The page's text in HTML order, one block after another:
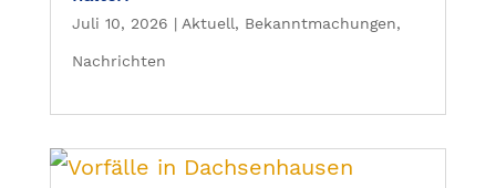
Juli 10, 2026 | Aktuell, Bekanntmachungen,
Nachrichten